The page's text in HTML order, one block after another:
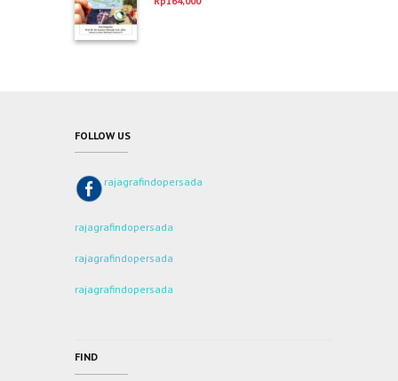
dari 5
FOLLOW US
rajagrafindopersada
rajagrafindopersada
rajagrafindopersada
rajagrafindopersada
FIND